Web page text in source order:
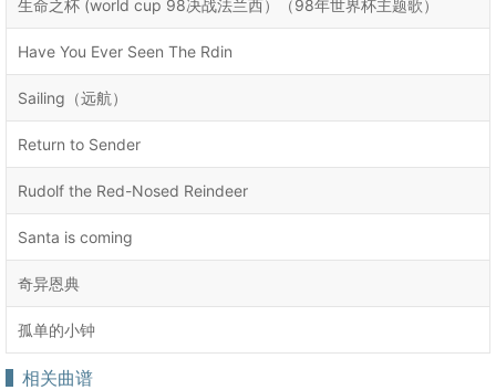
生命之杯 (world cup 98决战法兰西）（98年世界杯主题歌）
Have You Ever Seen The Rdin
Sailing（远航）
Return to Sender
Rudolf the Red-Nosed Reindeer
Santa is coming
奇异恩典
孤单的小钟
相关曲谱